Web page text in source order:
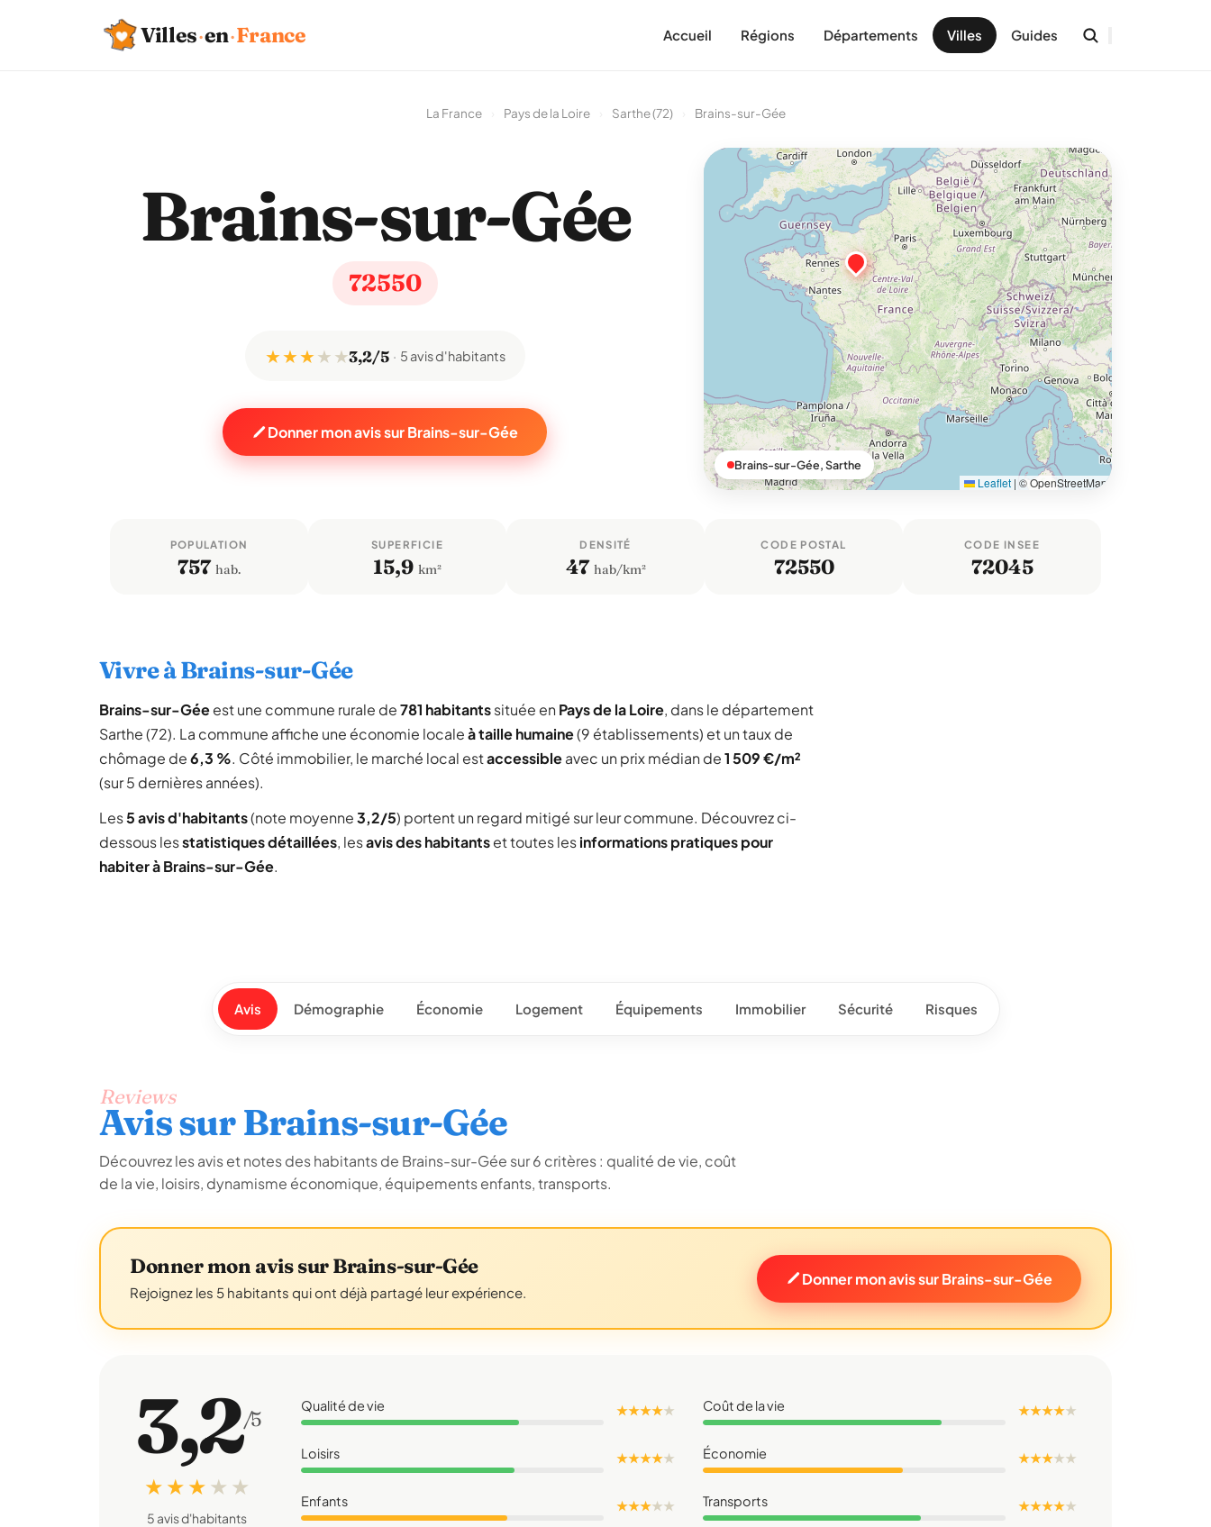
Villes·en·France Accueil Régions Départements Villes Guides
La France Pays de la Loire Sarthe (72) Brains-sur-Gée
Brains-sur-Gée
72550
★ ★ ★★ ★3,2/5 5 avis d'habitants
Donner mon avis sur Brains-sur-Gée
Leaflet | © OpenStreetMap
Brains-sur-Gée, Sarthe
POPULATION
757 hab.
SUPERFICIE
15,9 km²
DENSITÉ
47 hab/km²
CODE POSTAL
72550
CODE INSEE
72045
Vivre à Brains-sur-Gée
Brains-sur-Géeest une commune rurale de781 habitantssituée en Pays de la Loire, dans le département
Sarthe (72). La commune affiche une économie localeà taille humaine(9 établissements) et un taux de
chômage de6,3 %. Côté immobilier, le marché local estaccessibleavec un prix médian de1 509 €/m²
(sur 5 dernières années).
Les5 avis d'habitants(note moyenne3,2/5) portent un regard mitigé sur leur commune. Découvrez ci-
dessous lesstatistiques détaillées, lesavis des habitantset toutes lesinformations pratiques pour
habiter à Brains-sur-Gée.
Avis Démographie Économie Logement Équipements Immobilier Sécurité Risques
Reviews
Avis sur Brains-sur-Gée
Découvrez les avis et notes des habitants de Brains-sur-Gée sur 6 critères : qualité de vie, coût
de la vie, loisirs, dynamisme économique, équipements enfants, transports.
Donner mon avis sur Brains-sur-Gée
Rejoignez les 5 habitants qui ont déjà partagé leur expérience.
Donner mon avis sur Brains-sur-Gée
3,2/5
★ ★ ★ ★ ★
5 avis d'habitants
Qualité de vie ★ ★ ★ ★★ Coût de la vie ★ ★ ★ ★★
Loisirs ★ ★ ★ ★★ Économie ★ ★ ★★★
Enfants ★ ★ ★★★ Transports ★ ★ ★ ★★